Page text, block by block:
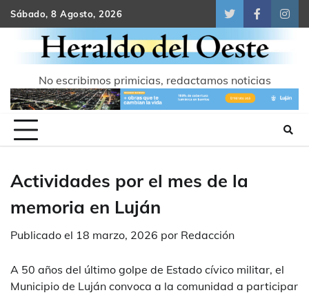
Skip
to
content
Sábado, 8 Agosto, 2026
TwitterFacebook
No escribimos primicias, redactamos noticias
Actividades por el mes de la
memoria en Luján
Publicado el 18 marzo, 2026 por Redacción
A 50 años del último golpe de Estado cívico militar, el
Municipio de Luján convoca a la comunidad a participar